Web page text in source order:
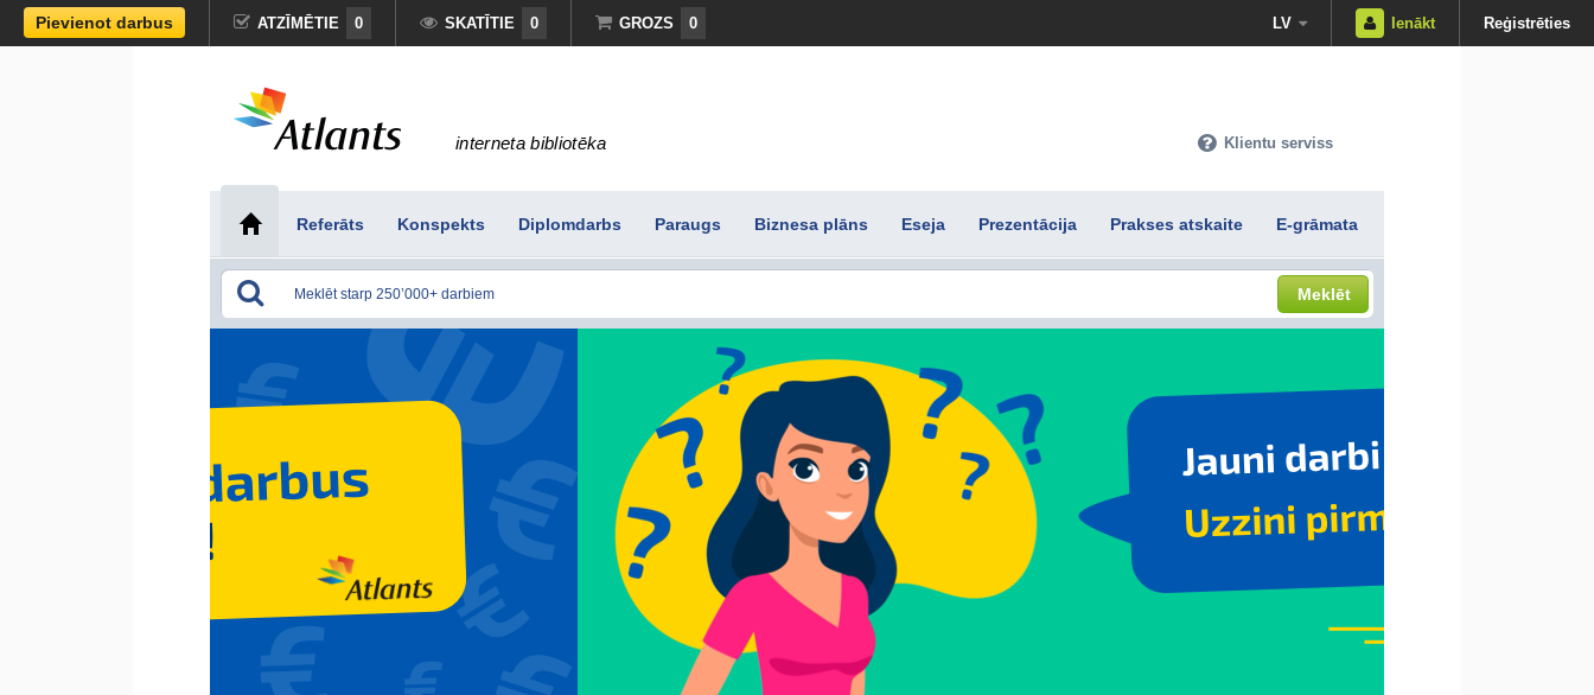
Pievienot darbus ATZĪMĒTIE 0 SKATĪTIE 0 GROZS 0 LV Ienākt Reģistrēties
interneta bibliotēka Klientu serviss
Referāts Konspekts Diplomdarbs Paraugs Biznesa plāns Eseja Prezentācija Prakses atskaite E-grāmata
Meklēt